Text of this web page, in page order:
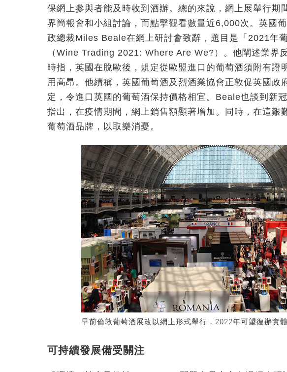
保網上參與者能及時收到酒辦。總的來說，網上展舉行期
界簡報會和小組討論，而點擊觀看數量近6,000次。英國
政總裁Miles Beale在網上研討會致辭，題目是「2021年
（Wine Trading 2021: Where Are We?）。他闡述業界
時指，英國在脫歐後，規定從歐盟進口的葡萄酒須附有證
用高昂。他續稱，英國葡萄酒及烈酒業協會正敦促英國政
定，令進口英國的葡萄酒保持價格相宜。Beale也談到新
指出，在疫情期間，網上銷售額顯著增加。同時，在這艱
葡萄酒品牌，以取樂消憂。
早前倫敦葡萄酒展改以網上形式舉行，2022年可望復辦實體
可持續發展備受關注